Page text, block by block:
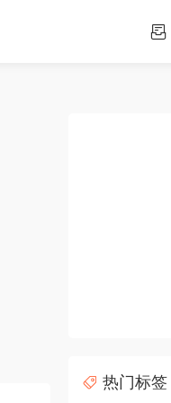
热门标签